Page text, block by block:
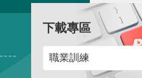
下載專區